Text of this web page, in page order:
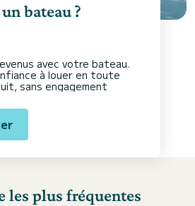
bateau ?
avec votre bateau.
à louer en toute
sans engagement
les plus fréquentes